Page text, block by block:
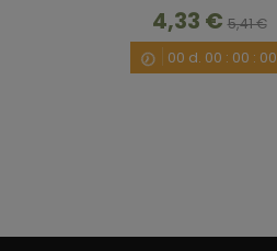
4,33 €5,41 €
00 d. 00 : 00 : 00